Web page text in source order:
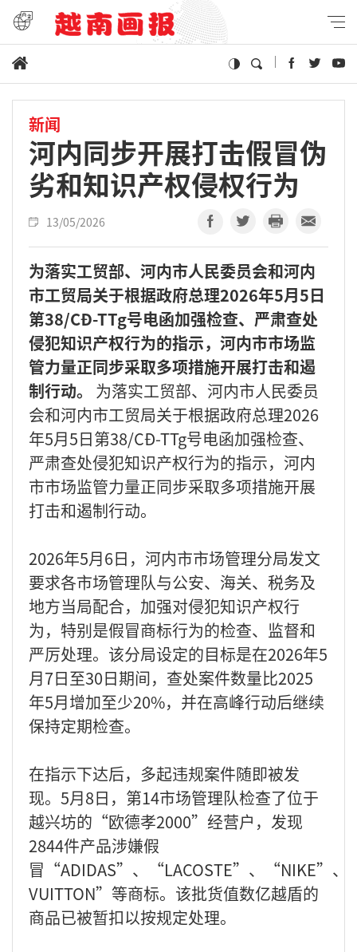
新闻
河内同步开展打击假冒伪
劣和知识产权侵权行为
13/05/2026
为落实工贸部、河内市人民委员会和河内
市工贸局关于根据政府总理2026年5月5日
第38/CĐ-TTg号电函加强检查、严肃查处
侵犯知识产权行为的指示，河内市市场监
管力量正同步采取多项措施开展打击和遏
制行动。
为落实工贸部、河内市人民委员
会和河内市工贸局关于根据政府总理2026
年5月5日第38/CĐ-TTg号电函加强检查、
严肃查处侵犯知识产权行为的指示，河内
市市场监管力量正同步采取多项措施开展
打击和遏制行动。
2026年5月6日，河内市市场管理分局发文
要求各市场管理队与公安、海关、税务及
地方当局配合，加强对侵犯知识产权行
为，特别是假冒商标行为的检查、监督和
严厉处理。该分局设定的目标是在2026年5
月7日至30日期间，查处案件数量比2025
年5月增加至少20%，并在高峰行动后继续
保持定期检查。
在指示下达后，多起违规案件随即被发
现。5月8日，第14市场管理队检查了位于
越兴坊的“欧德孝2000”经营户，发现
2844件产品涉嫌假
冒“ADIDAS”、“LACOSTE”、“NIKE”、
VUITTON”等商标。该批货值数亿越盾的
商品已被暂扣以按规定处理。